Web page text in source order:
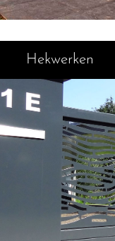
Hekwerken